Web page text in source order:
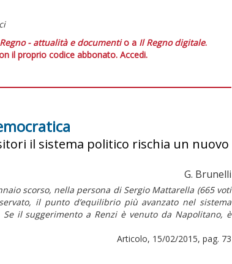
- attualità e documentio a Il Regno digitale.
il proprio codice abbonato. Accedi.
il sistema politico rischia un nuovo
G. Brunelli
scorso, nella persona di Sergio Mattarella (665 voti
il punto d’equilibrio più avanzato nel sistema
il suggerimento a Renzi è venuto da Napolitano, è
Articolo, 15/02/2015, pag. 73